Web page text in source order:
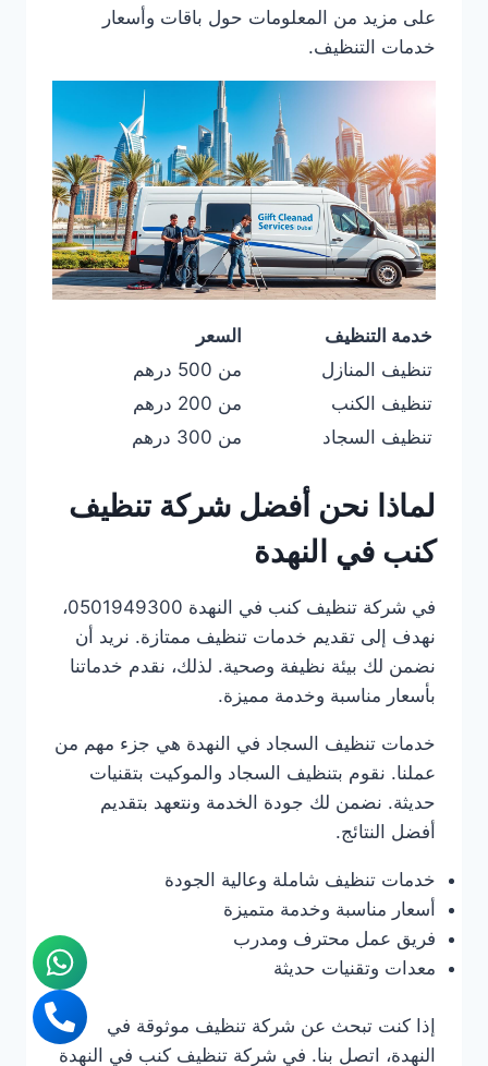
على مزيد من المعلومات حول باقات وأسعار
خدمات التنظيف.
خدمة التنظيف
السعر
تنظيف المنازل
من 500 درهم
تنظيف الكنب
من 200 درهم
تنظيف السجاد
من 300 درهم
لماذا نحن أفضل شركة تنظيف
كنب في النهدة
في شركة تنظيف كنب في النهدة 0501949300،
نهدف إلى تقديم خدمات تنظيف ممتازة. نريد أن
نضمن لك بيئة نظيفة وصحية. لذلك، نقدم خدماتنا
بأسعار مناسبة وخدمة مميزة.
خدمات تنظيف السجاد في النهدة هي جزء مهم من
عملنا. نقوم بتنظيف السجاد والموكيت بتقنيات
حديثة. نضمن لك جودة الخدمة ونتعهد بتقديم
أفضل النتائج.
خدمات تنظيف شاملة وعالية الجودة
أسعار مناسبة وخدمة متميزة
فريق عمل محترف ومدرب
معدات وتقنيات حديثة
إذا كنت تبحث عن شركة تنظيف موثوقة في
النهدة، اتصل بنا. في شركة تنظيف كنب في النهدة